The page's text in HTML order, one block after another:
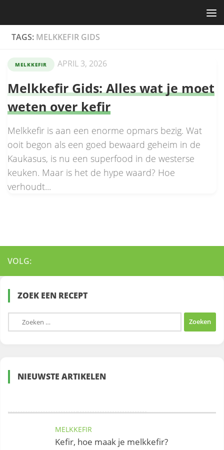
TAGS: MELKKEFIR GIDS
MELKKEFIR APRIL 3, 2026
Melkkefir Gids: Alles wat je moet
weten over kefir
Melkkefir is aan een enorme opmars bezig. Wat
ooit begon als een goed bewaard geheim in de
Kaukasus, is nu een superfood in de westerse
keuken. Maar is het de hype waard? Hoe
verhoudt...
VOLG:
ZOEK EEN RECEPT
Zoeken
naar:
NIEUWSTE ARTIKELEN
MELKKEFIR
Kefir, hoe maak je melkkefir?